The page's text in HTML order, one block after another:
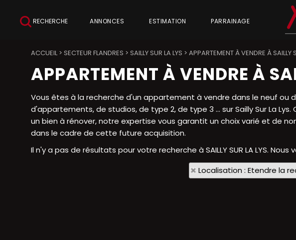
RECHERCHE ANNONCES ESTIMATION PARRAINAGE
ACCUEIL> SECTEUR FLANDRES > SAILLY SUR LA LYS > APPARTEMENT À VENDRE À SAILLY
APPARTEMENT À VENDRE À
Vous êtes à la recherche d'un appartement à vendre dans le neuf ou
d'appartements, de studios, de type 2, de type 3 ... sur Sailly Sur La
un bien à rénover, notre expertise vous garantit un choix varié et de
dans le cadre de cette future acquisition.
Il n'y a pas de résultats pour votre recherche à SAILLY SUR LA LYS.
Localisation : Etendre la